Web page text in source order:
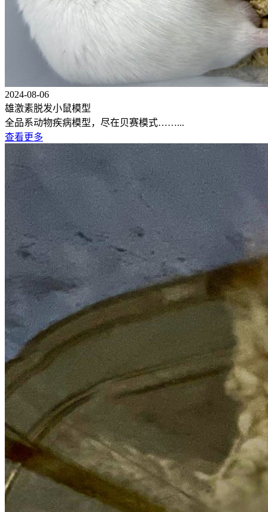
2024-08-06
雄激素脱发小鼠模型
全品系动物疾病模型，尽在贝赛模式……...
查看更多